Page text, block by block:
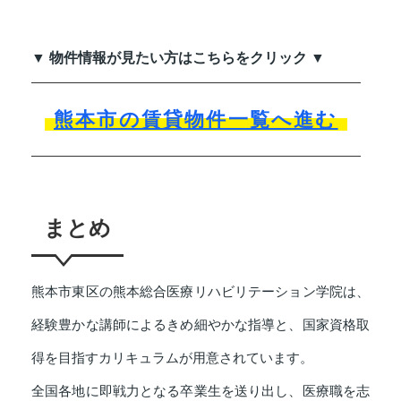
▼ 物件情報が見たい方はこちらをクリック ▼
熊本市の賃貸物件一覧へ進む
まとめ
熊本市東区の熊本総合医療リハビリテーション学院は、
経験豊かな講師によるきめ細やかな指導と、国家資格取
得を目指すカリキュラムが用意されています。
全国各地に即戦力となる卒業生を送り出し、医療職を志